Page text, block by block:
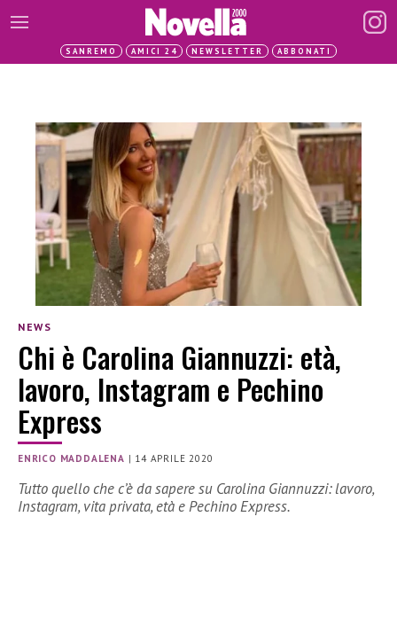
SANREMO AMICI 24 NEWSLETTER ABBONATI
NEWS
Chi è Carolina Giannuzzi: età,
lavoro, Instagram e Pechino
Express
ENRICO MADDALENA | 14 APRILE 2020
Tutto quello che c’è da sapere su Carolina Giannuzzi: lavoro,
Instagram, vita privata, età e Pechino Express.